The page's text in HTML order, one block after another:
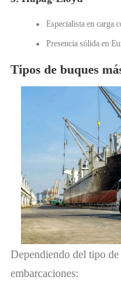
Especialista en carga
Presencia sólida en
Tipos de buques
Dependiendo del tipo
embarcaciones: